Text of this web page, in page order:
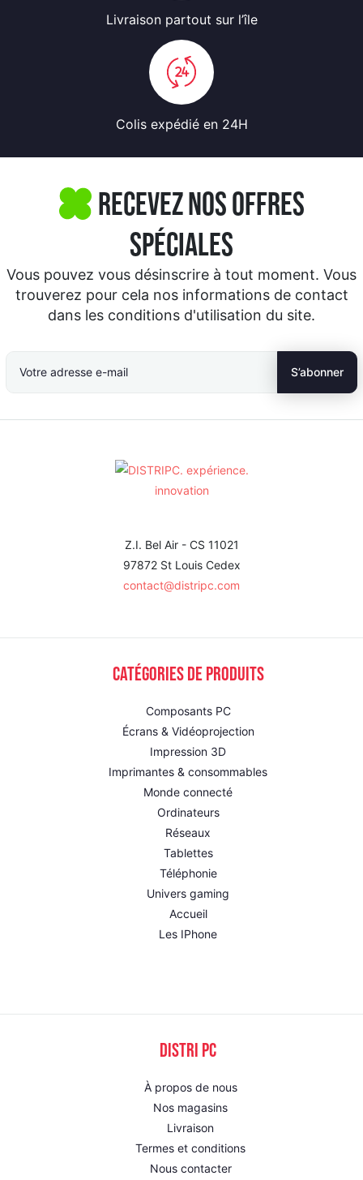
Livraison partout sur l’île
Colis expédié en 24H
Recevez nos offres
spéciales
Vous pouvez vous désinscrire à tout moment. Vous
trouverez pour cela nos informations de contact
dans les conditions d'utilisation du site.
Z.I. Bel Air - CS 11021
97872 St Louis Cedex
contact@distripc.com
Catégories de produits
Composants PC
Écrans & Vidéoprojection
Impression 3D
Imprimantes & consommables
Monde connecté
Ordinateurs
Réseaux
Tablettes
Téléphonie
Univers gaming
Accueil
Les IPhone
DISTRI PC
À propos de nous
Nos magasins
Livraison
Termes et conditions
Nous contacter